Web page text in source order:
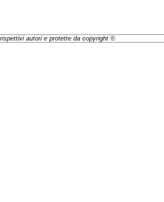
autori e protette da copyright ©